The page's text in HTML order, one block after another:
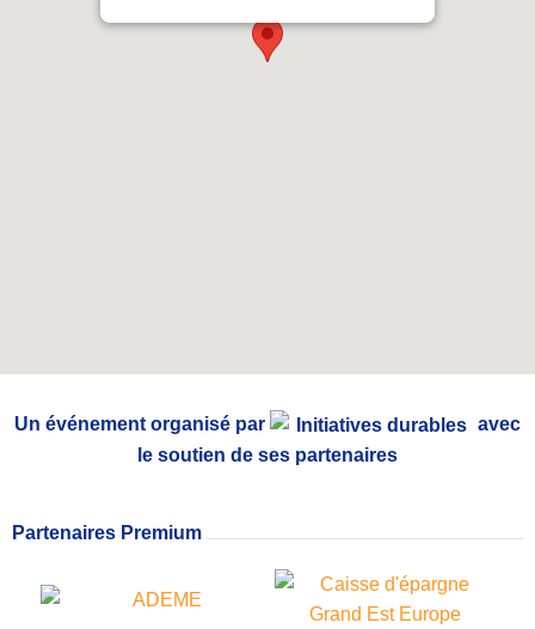
Un événement organisé par
avec
le soutien de ses partenaires
Partenaires Premium